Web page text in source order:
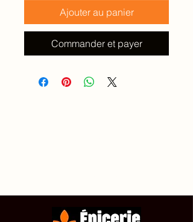
Ajouter au panier
Commander et payer